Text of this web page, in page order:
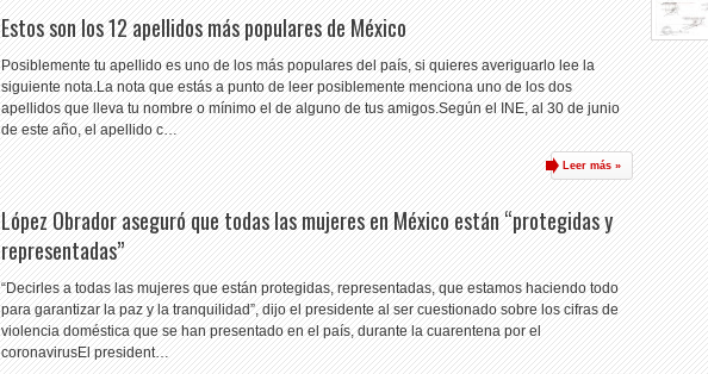
Estos son los 12 apellidos más populares de México
Posiblemente tu apellido es uno de los más populares del país, si quieres averiguarlo lee la
siguiente nota.La nota que estás a punto de leer posiblemente menciona uno de los dos
apellidos que lleva tu nombre o mínimo el de alguno de tus amigos.Según el INE, al 30 de junio
de este año, el apellido c…
Leer más »
López Obrador aseguró que todas las mujeres en México están “protegidas y
representadas”
“Decirles a todas las mujeres que están protegidas, representadas, que estamos haciendo todo
para garantizar la paz y la tranquilidad”, dijo el presidente al ser cuestionado sobre los cifras de
violencia doméstica que se han presentado en el país, durante la cuarentena por el
coronavirusEl president…